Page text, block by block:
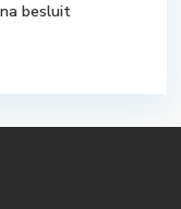
besluit